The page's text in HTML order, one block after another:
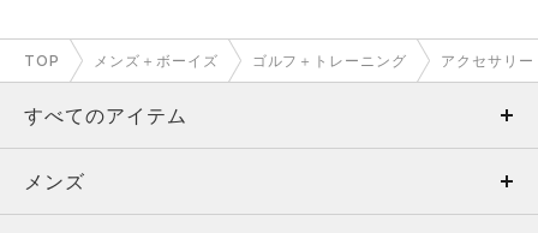
TOP メンズ＋ボーイズ ゴルフ＋トレーニング アクセサリー
すべてのアイテム
メンズ
メンズ